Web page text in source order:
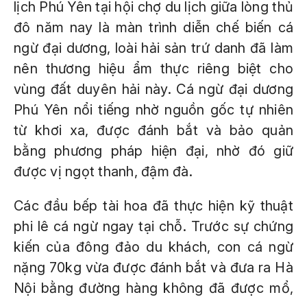
lịch Phú Yên tại hội chợ du lịch giữa lòng thủ
đô năm nay là màn trình diễn chế biến cá
ngừ đại dương, loài hải sản trứ danh đã làm
nên thương hiệu ẩm thực riêng biệt cho
vùng đất duyên hải này. Cá ngừ đại dương
Phú Yên nổi tiếng nhờ nguồn gốc tự nhiên
từ khơi xa, được đánh bắt và bảo quản
bằng phương pháp hiện đại, nhờ đó giữ
được vị ngọt thanh, đậm đà.
Các đầu bếp tài hoa đã thực hiện kỹ thuật
phi lê cá ngừ ngay tại chỗ. Trước sự chứng
kiến của đông đảo du khách, con cá ngừ
nặng 70kg vừa được đánh bắt và đưa ra Hà
Nội bằng đường hàng không đã được mổ,